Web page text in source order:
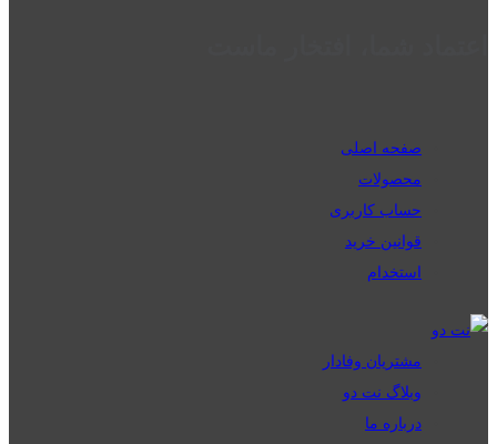
صفحه اصلی
محصولات
حساب کاربری
قوانین خرید
استخدام
مشتریان وفادار
وبلاگ نت دو
درباره ما